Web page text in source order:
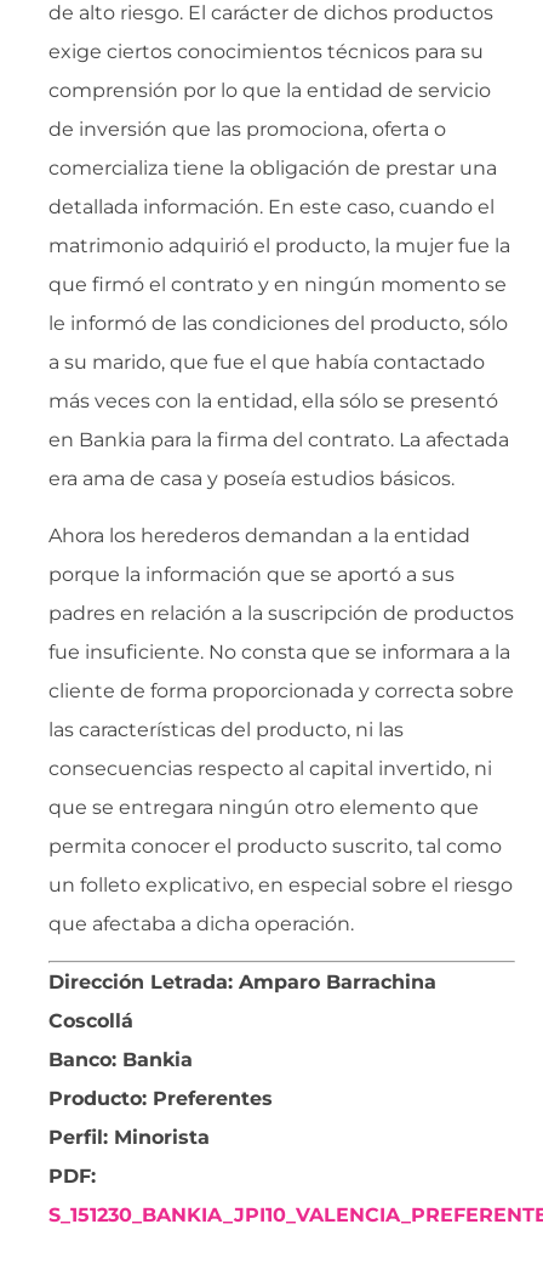
de alto riesgo. El carácter de dichos productos
exige ciertos conocimientos técnicos para su
comprensión por lo que la entidad de servicio
de inversión que las promociona, oferta o
comercializa tiene la obligación de prestar una
detallada información. En este caso, cuando el
matrimonio adquirió el producto, la mujer fue la
que firmó el contrato y en ningún momento se
le informó de las condiciones del producto, sólo
a su marido, que fue el que había contactado
más veces con la entidad, ella sólo se presentó
en Bankia para la firma del contrato. La afectada
era ama de casa y poseía estudios básicos.
Ahora los herederos demandan a la entidad
porque la información que se aportó a sus
padres en relación a la suscripción de productos
fue insuficiente. No consta que se informara a la
cliente de forma proporcionada y correcta sobre
las características del producto, ni las
consecuencias respecto al capital invertido, ni
que se entregara ningún otro elemento que
permita conocer el producto suscrito, tal como
un folleto explicativo, en especial sobre el riesgo
que afectaba a dicha operación.
Dirección Letrada: Amparo Barrachina
Coscollá
Banco: Bankia
Producto: Preferentes
Perfil: Minorista
PDF: